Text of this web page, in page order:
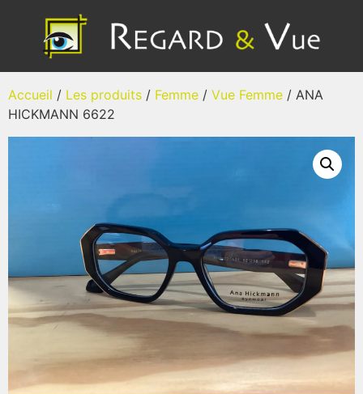
Accueil / Les produits / Femme / Vue Femme / ANA
HICKMANN 6622